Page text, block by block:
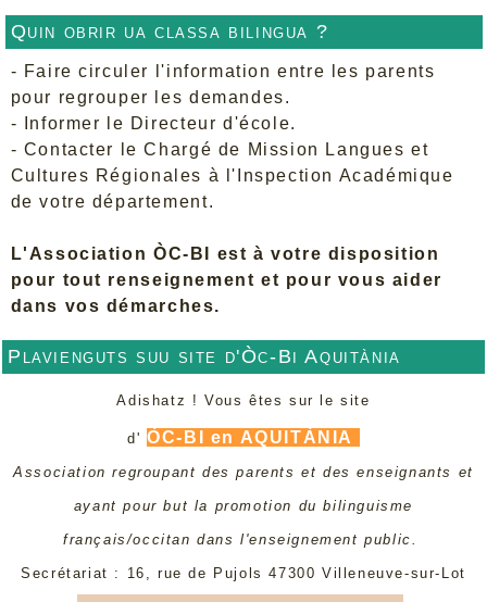
Plavienguts suu site d'Òc-Bi Aquitània
Adishatz ! Vous êtes sur le site
d' ÒC-BI en AQUITÀNIA
Association regroupant des parents et des enseignants et
ayant pour but la promotion du bilinguisme
français/occitan dans l'enseignement public.
Secrétariat : 16, rue de Pujols 47300 Villeneuve-sur-Lot
Quin obrir ua classa bilingua ?
- Faire circuler l'information entre les parents
pour regrouper les demandes.
- Informer le Directeur d'école.
- Contacter le Chargé de Mission Langues et
Cultures Régionales à l'Inspection Académique
de votre département.
L'Association ÒC-BI est à votre disposition
pour tout renseignement et pour vous aider
dans vos démarches.